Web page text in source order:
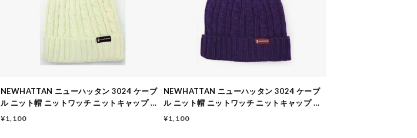
NEWHATTAN ニューハッタン 3024 ケーブ
ル ニット帽 ニットワッチ ニットキャップ メ
ンズ レディース アイボリー
¥1,100
NEWHATTAN ニューハッタン 3024 ケーブ
ル ニット帽 ニットワッチ ニットキャップ メ
ンズ レディース パープル
¥1,100